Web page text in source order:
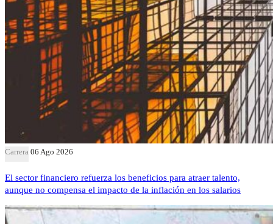
Carrera 06 Ago 2026
El sector financiero refuerza los beneficios para atraer talento,
aunque no compensa el impacto de la inflación en los salarios